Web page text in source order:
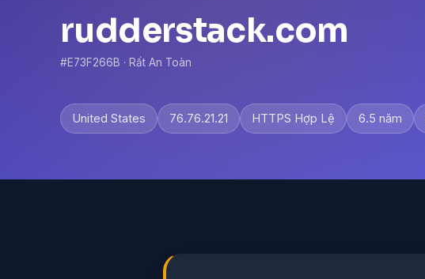
rudderstack.com
#E73F266B · Rất An Toàn
United States 76.76.21.21 HTTPS Hợp Lệ 6.5 năm